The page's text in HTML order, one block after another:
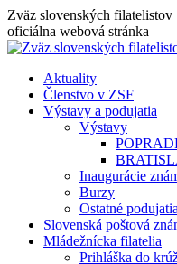
Skip
to
content
Zväz slovenských filatelistov
oficiálna webová stránka
Aktuality
Členstvo v ZSF
Výstavy a podujatia
Výstavy
Inaugurácie
Burzy
Ostatné podujatia
Slovenská poštová
Mládežnícka filatelia
Prihláška do